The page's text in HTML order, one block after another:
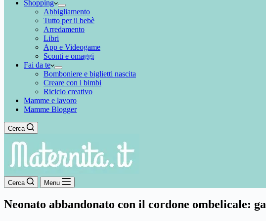
Shopping
Abbigliamento
Tutto per il bebè
Arredamento
Libri
App e Videogame
Sconti e omaggi
Fai da te
Bomboniere e biglietti nascita
Creare con i bimbi
Riciclo creativo
Mamme e lavoro
Mamme Blogger
Cerca
Cerca Menu
Neonato abbandonato con il cordone ombelicale: